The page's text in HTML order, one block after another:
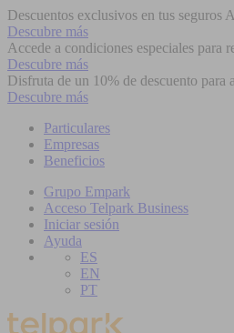
Descuentos exclusivos en tus
Descubre más
Accede a condiciones especiales para
Descubre más
Disfruta de un 10% de descuento
Descubre más
Particulares
Empresas
Beneficios
Grupo Empark
Acceso Telpark Business
Iniciar sesión
Ayuda
ES
EN
PT